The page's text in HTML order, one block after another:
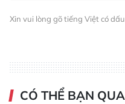
Xin vui lòng gõ tiếng Việt có dấu
CÓ THỂ BẠN